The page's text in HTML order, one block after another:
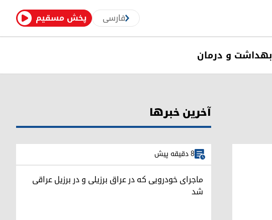
پخش مسقیم فارسی
بهداشت و درمان
آخرین خبرها
8 دقیقه پیش
ماجرای خودرویی که در عراق برزیلی و در برزیل عراقی
شد